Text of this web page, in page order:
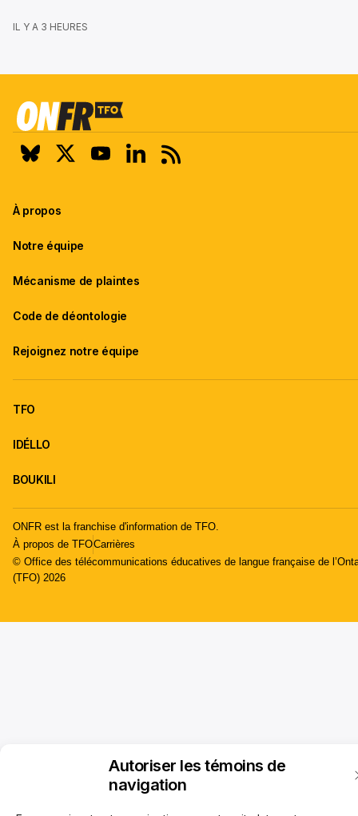
Autoriser les témoins de
navigation
IL Y A 3 HEURES
À propos
Notre équipe
Mécanisme de plaintes
Code de déontologie
Rejoignez notre équipe
TFO
IDÉLLO
BOUKILI
ONFR est la franchise d'information de TFO.
À propos de TFOCarrières
© Office des télécommunications éducatives de langue française de
(TFO) 2026